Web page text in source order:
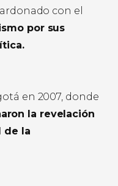
con el
por sus
en 2007, donde
la revelación
de la